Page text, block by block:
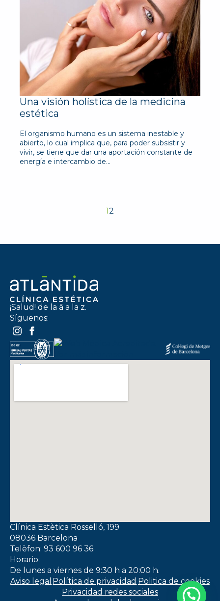
Una visión holística de la medicina
estética
El organismo humano es un sistema inestable y
abierto, lo cual implica que, para poder subsistir y
vivir, se tiene que dar una aportación constante de
energía e intercambio de…
12
¡Salud! de la ā a la z.
Síguenos:
Clínica Estètica Rosselló, 199
08036 Barcelona
Telèfon: 93 600 96 36
Horario:
De lunes a viernes de 9:30 h a 20:00 h.
Aviso legal Política de privacidad Politica de cookies
Privacidad redes sociales